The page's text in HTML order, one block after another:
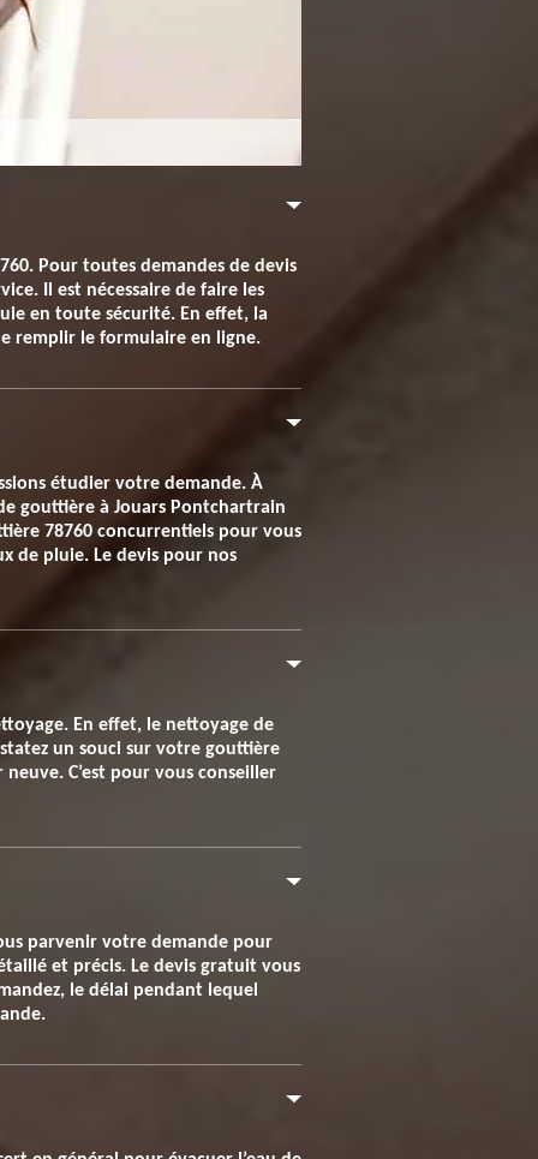
Pour toutes demandes de devis
Il est nécessaire de faire les
en toute sécurité. En effet, la
remplir le formulaire en ligne.
étudier votre demande. À
gouttière à Jouars Pontchartrain
78760 concurrentiels pour vous
de pluie. Le devis pour nos
En effet, le nettoyage de
un souci sur votre gouttière
C’est pour vous conseiller
parvenir votre demande pour
et précis. Le devis gratuit vous
le délai pendant lequel